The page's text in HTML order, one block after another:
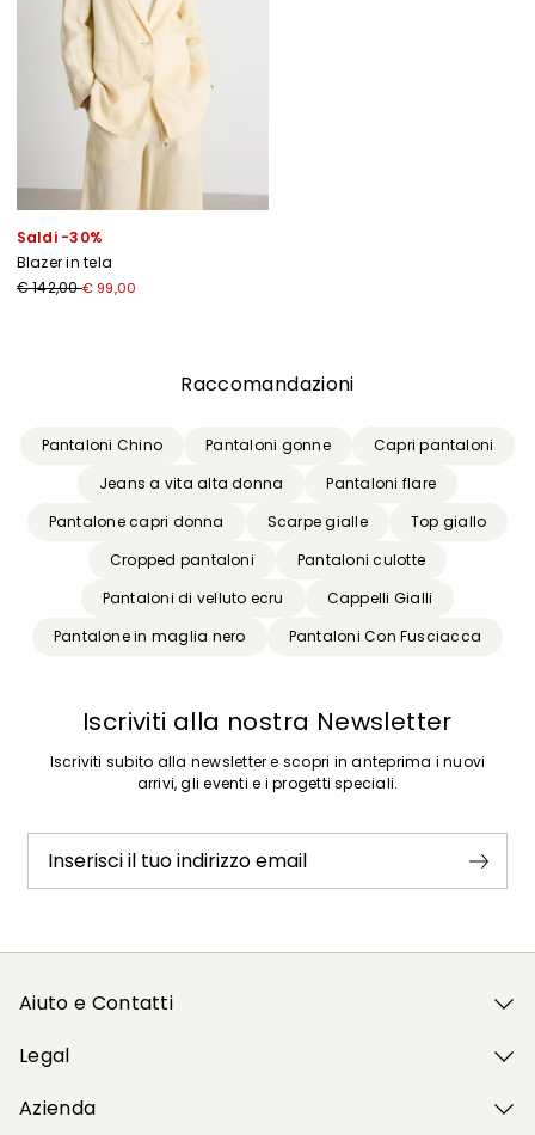
Saldi -30%
Blazer in tela
€ 142,00€ 99,00
Raccomandazioni
Pantaloni Chino Pantaloni gonne
Capri pantaloni
Jeans a vita alta donna
Pantaloni flare
Pantalone capri donna
Scarpe gialle
Top giallo
Cropped pantaloni
Pantaloni culotte
Pantaloni di velluto ecru
Cappelli Gialli
Pantalone in maglia nero
Pantaloni Con Fusciacca
Iscriviti alla nostra Newsletter
Iscriviti subito alla newsletter e scopri in anteprima i nuovi
arrivi, gli eventi e i progetti speciali.
Inserisci il tuo indirizzo email
Aiuto e Contatti
Legal
Azienda